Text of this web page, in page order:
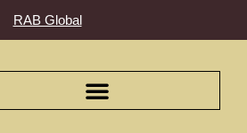
RAB Global